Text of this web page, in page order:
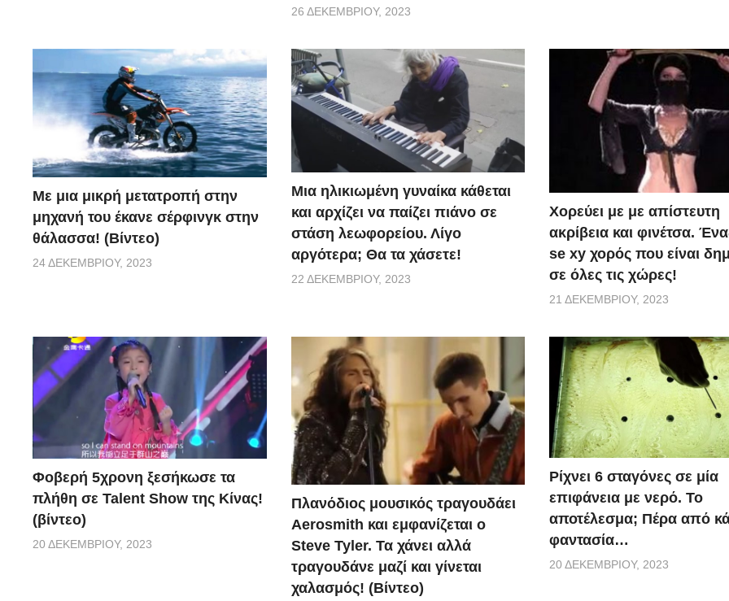
26 ΔΕΚΕΜΒΡΊΟΥ, 2023
Με μια μικρή μετατροπή στην
μηχανή του έκανε σέρφινγκ στην
θάλασσα! (Βίντεο)
24 ΔΕΚΕΜΒΡΊΟΥ, 2023
Μια ηλικιωμένη γυναίκα κάθεται
και αρχίζει να παίζει πιάνο σε
στάση λεωφορείου. Λίγο
αργότερα; Θα τα χάσετε!
22 ΔΕΚΕΜΒΡΊΟΥ, 2023
Χορεύει με με απίστευτη
ακρίβεια και φινέτσα.
se xy χορός που είναι
σε όλες τις χώρες!
21 ΔΕΚΕΜΒΡΊΟΥ, 2023
Φοβερή 5χρονη ξεσήκωσε τα
πλήθη σε Talent Show της Κίνας!
(βίντεο)
20 ΔΕΚΕΜΒΡΊΟΥ, 2023
Πλανόδιος μουσικός τραγουδάει
Aerosmith και εμφανίζεται ο
Steve Tyler. Τα χάνει αλλά
τραγουδάνε μαζί και γίνεται
χαλασμός! (Βίντεο)
Ρίχνει 6 σταγόνες σε μία
επιφάνεια με νερό. Το
αποτέλεσμα; Πέρα από
φαντασία…
20 ΔΕΚΕΜΒΡΊΟΥ, 2023